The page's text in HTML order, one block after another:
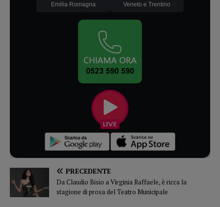
Emilia Romagna Veneto e Trentino
PRECEDENTE
Da Claudio Bisio a Virginia Raffaele, è ricca la
stagione di prosa del Teatro Municipale